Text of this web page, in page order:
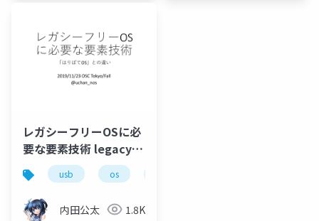
レガシーフリーOSに必
要な要素技術 legacy
free osusb os
内田公太 1.8K